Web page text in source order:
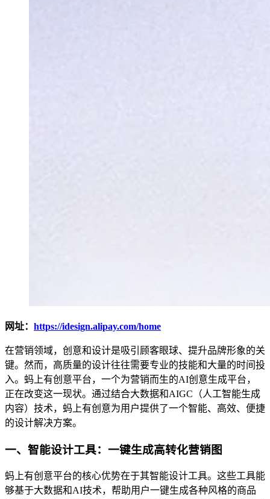
网址： https://idesign.alipay.com/home
在营销领域，创意和设计是吸引顾客眼球、提升品牌形象的关
键。然而，高质量的设计往往需要专业的技能和大量的时间投
入。蚂上有创意平台，一个为营销而生的AI创意生成平台，
正在改变这一现状。通过结合大数据和AIGC（人工智能生成
内容）技术，蚂上有创意为用户提供了一个智能、高效、便捷
的设计解决方案。
一、智能设计工具：一键生成高转化营销图
蚂上有创意平台的核心优势在于其智能设计工具。这些工具能
够基于大数据和AI技术，帮助用户一键生成各种风格的商品